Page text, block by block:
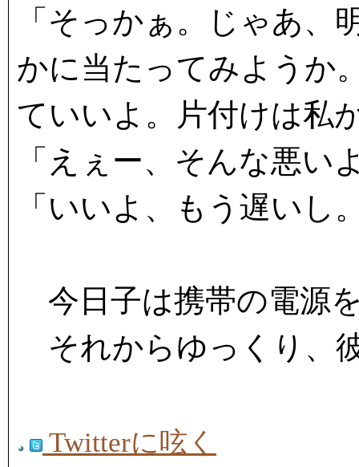
「そっかぁ。じゃあ、
かに当たってみようか
ていいよ。片付けは私
「えぇー、そんな悪い
「いいよ、もう遅いし
今日子は携帯の電源
それからゆっくり、
Twitterに呟く